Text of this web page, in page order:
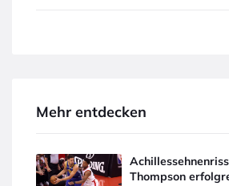
Mehr entdecken
Thompson